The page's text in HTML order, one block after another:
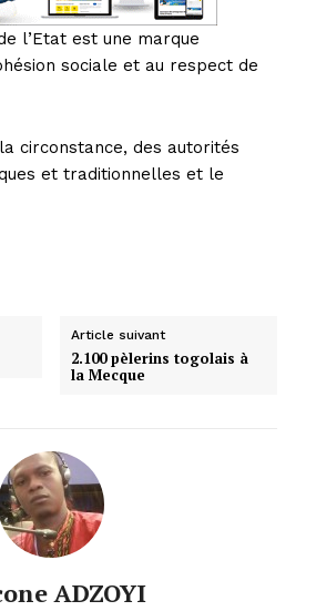
l’Etat est une marque
sociale et au respect de
circonstance, des autorités
et traditionnelles et le
Article suivant
2.100 pèlerins togolais à
la Mecque
ADZOYI